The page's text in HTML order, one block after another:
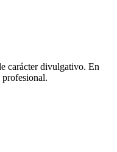
carácter divulgativo. En